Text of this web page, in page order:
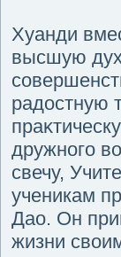
Хуанди
высшую
радостную
дружногο
свечу,
ученикам
Дао. Он
жизни